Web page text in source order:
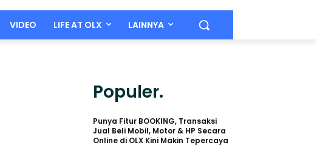
VIDEO LIFE AT OLX LAINNYA
Populer.
Punya Fitur BOOKING, Transaksi
Jual Beli Mobil, Motor & HP Secara
Online di OLX Kini Makin Tepercaya